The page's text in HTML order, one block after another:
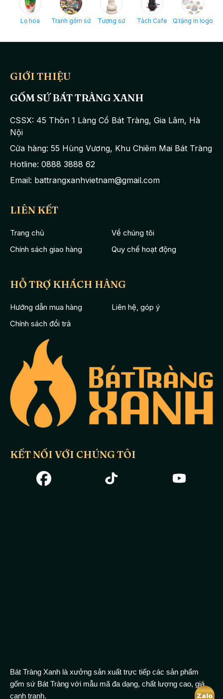
Zalo
Lọ hoa Tranh gốm sứ Tượng sứ Tách Cafe Q.tặng in logo
GIỚI THIỆU
GỐM SỨ BÁT TRÀNG XANH
CSSX: 45 Thôn 1 Làng Cổ Bát Tràng, Gia Lâm, Hà
Nội
Cửa hàng: 55 Hùng Vương, Khu Chiêm Mai Bát Tràng
Hotline: 0888 3888 62
Email: battrangxanhvietnam@gmail.com
LIÊN KẾT
Trang chủ
Về chúng tôi
Chính sách giao hàng
Quy chế hoạt động
HỖ TRỢ KHÁCH HÀNG
Hướng dẫn mua hàng
Liên hệ, góp ý
Chính sách đổi trả
KẾT NỐI VỚI CHÚNG TÔI
Bát Tràng Xanh là xưởng sản xuất trực tiếp các sản phẩm
gốm sứ Bát Tràng với mẫu mã đa dạng, chất lượng cao, giá
cạnh tranh.